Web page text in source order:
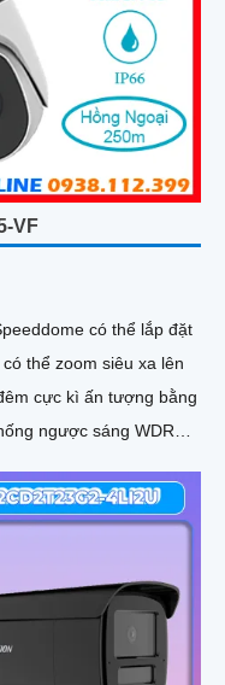
VF
có thể lắp đặt
thể zoom siêu xa lên
cực kì ấn tượng bằng
ngược sáng WDR